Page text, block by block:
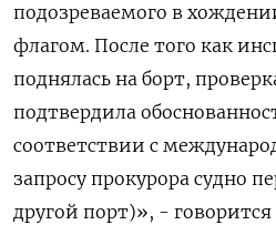
подозреваемого в
флагом. После ​того как
‌поднялась на борт,
подтвердила
соответствии с
запросу прокурора судно
другой порт)», -